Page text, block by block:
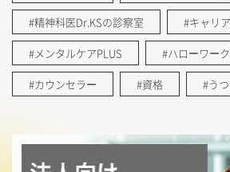
#精神科医Dr.KSの診察室 #キャリ
#メンタルケアPLUS #ハローワーク
#カウンセラー #資格 #う